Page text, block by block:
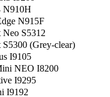
N910H
N915F
Neo S5312
S5300 (Grey-clear)
I9105
NEO I8200
I9295
I9192